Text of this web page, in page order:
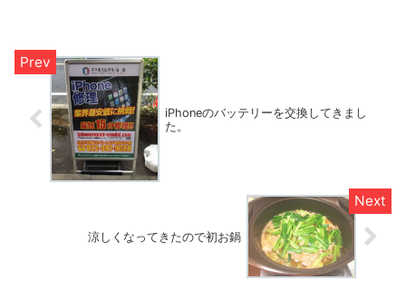
iPhoneのバッテリーを交換してきまし
た。
涼しくなってきたので初お鍋